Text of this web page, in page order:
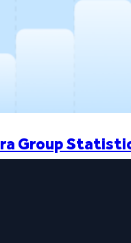
Group